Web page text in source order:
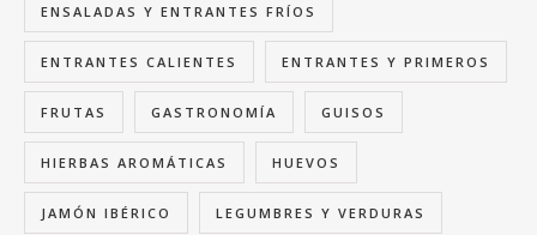
ENSALADAS Y ENTRANTES FRÍOS
ENTRANTES CALIENTES ENTRANTES Y PRIMEROS
FRUTAS GASTRONOMÍA GUISOS
HIERBAS AROMÁTICAS HUEVOS
JAMÓN IBÉRICO LEGUMBRES Y VERDURAS